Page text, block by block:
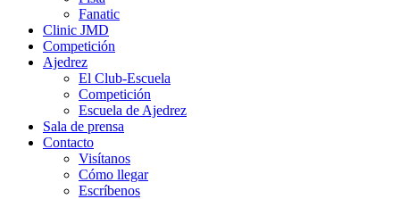
Fanatic
Clinic JMD
Competición
Ajedrez
El Club-Escuela
Competición
Escuela de Ajedrez
Sala de prensa
Contacto
Visítanos
Cómo llegar
Escríbenos